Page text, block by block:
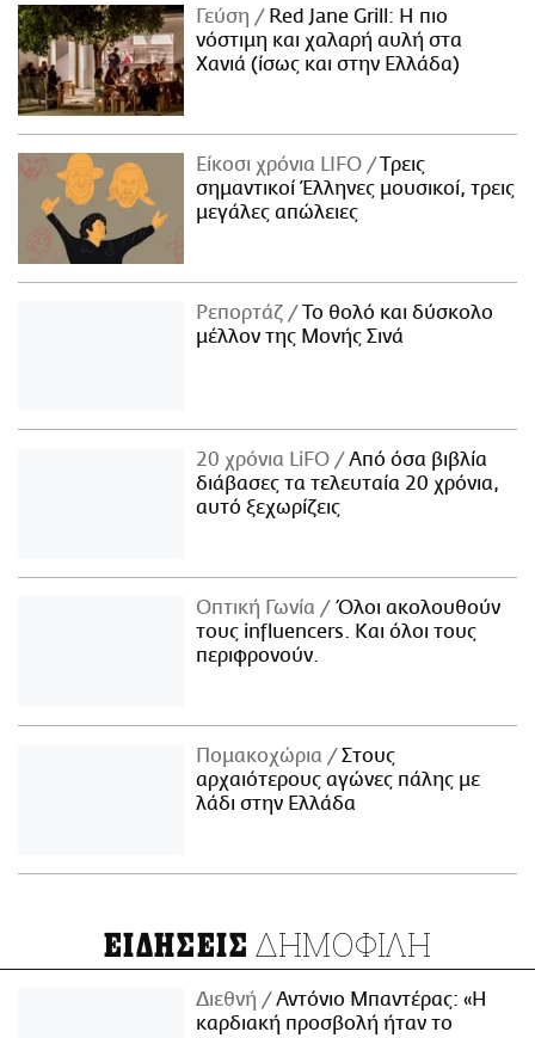
Γεύση
Red Jane Grill: Η πιο
νόστιμη και χαλαρή αυλή στα
Χανιά (ίσως και στην Ελλάδα)
Είκοσι χρόνια LIFO
Tρεις
σημαντικοί Έλληνες μουσικοί, τρεις
μεγάλες απώλειες
Ρεπορτάζ
Το θολό και δύσκολο
μέλλον της Μονής Σινά
20 χρόνια LiFO
Από όσα βιβλία
διάβασες τα τελευταία 20 χρόνια,
αυτό ξεχωρίζεις
Οπτική Γωνία
Όλοι ακολουθούν
τους influencers. Και όλοι τους
περιφρονούν.
Πομακοχώρια
Στους
αρχαιότερους αγώνες πάλης με
λάδι στην Ελλάδα
ΕΙΔΗΣΕΙΣ ΔΗΜΟΦΙΛΗ
Διεθνή
Αντόνιο Μπαντέρας: «Η
καρδιακή προσβολή ήταν το